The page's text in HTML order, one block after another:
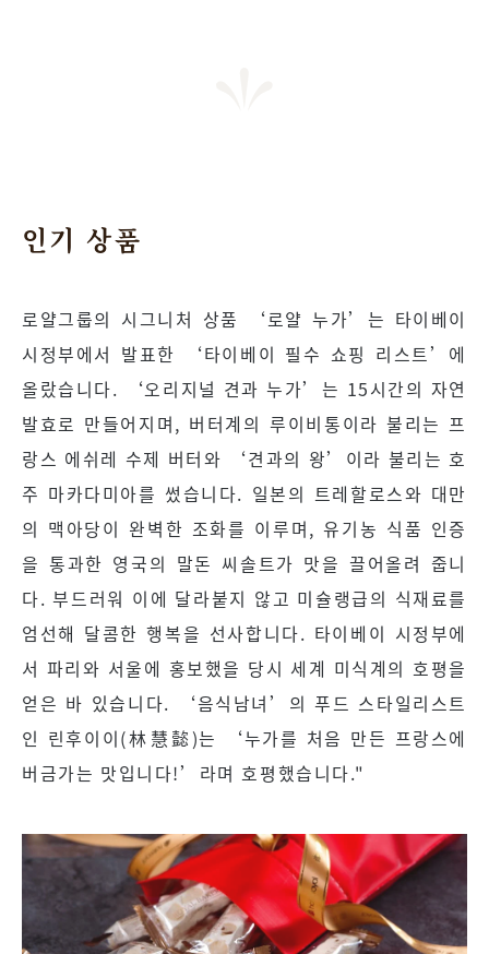
인기 상품
로얄그룹의 시그니처 상품 ‘로얄 누가’는 타이베이
시정부에서 발표한 ‘타이베이 필수 쇼핑 리스트’에
올랐습니다. ‘오리지널 견과 누가’는 15시간의 자연
발효로 만들어지며, 버터계의 루이비통이라 불리는 프
랑스 에쉬레 수제 버터와 ‘견과의 왕’이라 불리는 호
주 마카다미아를 썼습니다. 일본의 트레할로스와 대만
의 맥아당이 완벽한 조화를 이루며, 유기농 식품 인증
을 통과한 영국의 말돈 씨솔트가 맛을 끌어올려 줍니
다. 부드러워 이에 달라붙지 않고 미슐랭급의 식재료를
엄선해 달콤한 행복을 선사합니다. 타이베이 시정부에
서 파리와 서울에 홍보했을 당시 세계 미식계의 호평을
얻은 바 있습니다. ‘음식남녀’의 푸드 스타일리스트
인 린후이이(林慧懿)는 ‘누가를 처음 만든 프랑스에
버금가는 맛입니다!’라며 호평했습니다."